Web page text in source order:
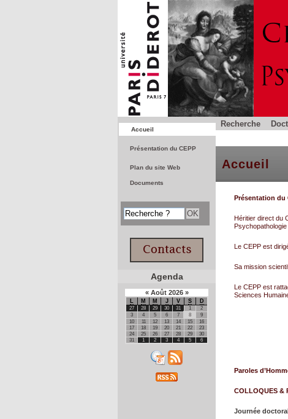
Recherche
Accueil
Présentation du
Héritier direct du
Le CEPP est
Sa mission
Le CEPP est
Sciences
Paroles
COLLOQUES &
Journée
Accueil
Présentation du CEPP
Plan du site Web
Documents
Agenda
« Août 2026 »
L M M J V S D
27 28 29 30 31 1
2
3
4 5 6 7 8
9
10
11 12 13 14 15
16
17
18 19 20 21 22
23
24
25 26 27 28 29
30
31
1 2 3 4 5 6